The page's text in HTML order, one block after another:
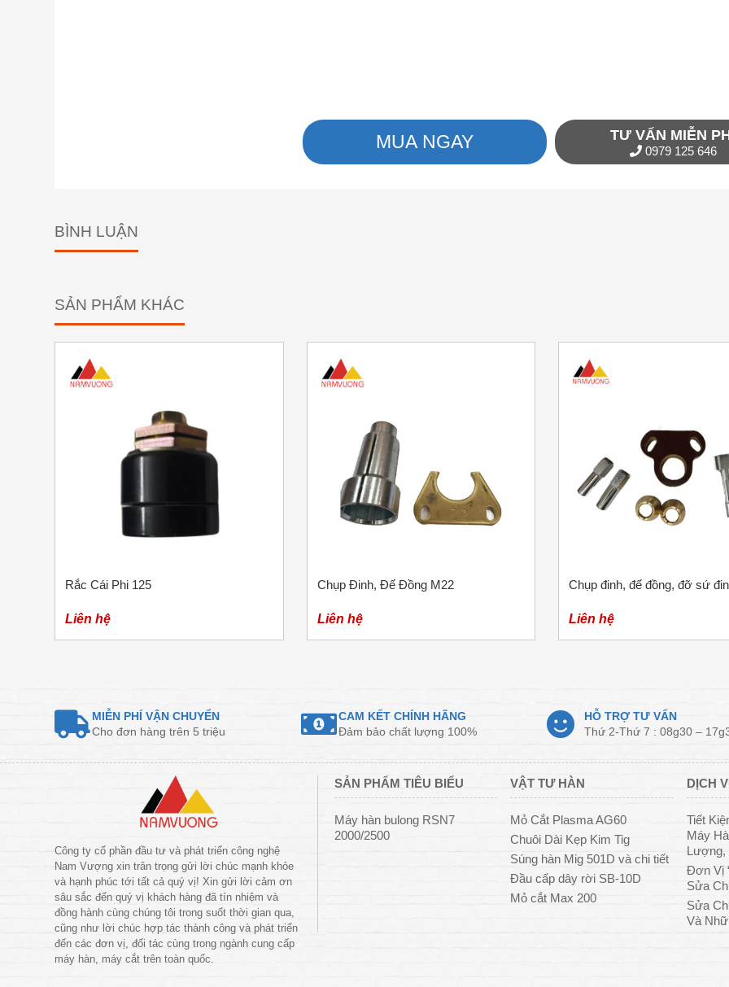
MUA NGAY TƯ VẤN MIỄN
0979 125 646
BÌNH LUẬN
SẢN PHẨM KHÁC
Rắc Cái Phi 125
Liên hệ
Chụp Đinh, Đế Đồng M22
Liên hệ
Chụp đinh, đế đồng, đỡ sứ
Liên hệ
MIỄN PHÍ VẬN CHUYỂN
Cho đơn hàng trên 5 triệu
CAM KẾT CHÍNH HÃNG
Đảm bảo chất lượng 100%
HỖ TRỢ TƯ VẤN
Thứ 2-Thứ 7 : 08g30 –
Công ty cổ phần đầu tư và phát triển công nghệ
Nam Vượng xin trân trọng gửi lời chúc mạnh khỏe
và hạnh phúc tới tất cả quý vị! Xin gửi lời cảm ơn
sâu sắc đến quý vị khách hàng đã tín nhiệm và
đồng hành cùng chúng tôi trong suốt thời gian qua,
cũng như lời chúc hợp tác thành công và phát triển
đến các đơn vị, đối tác cùng trong ngành cung cấp
máy hàn, máy cắt trên toàn quốc.
SẢN PHẨM TIÊU BIỂU
Máy hàn bulong RSN7
2000/2500
VẬT TƯ HÀN
Mỏ Cắt Plasma AG60
Chuôi Dài Kẹp Kim Tig
Súng hàn Mig 501D và chi tiết
Đầu cấp dây rời SB-10D
Mỏ cắt Max 200
DỊCH
Tiết
Máy
Lượng,
Đơn Vị
Sửa
Sửa
Và